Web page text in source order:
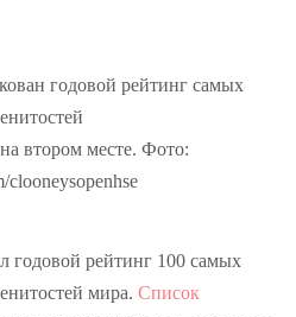
втором месте. Фото:
clooneysopenhse
годовой рейтинг 100 самых
мира. Список